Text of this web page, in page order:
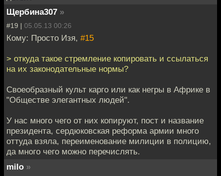
Щербина307 »
#19 | 05.05.13 00:26
Кому: Просто Изя, #15
> откуда такое стремление копировать и ссылаться
на их законодательные нормы?
Своеобразный культ карго или как негры в Африке в
"Обществе элегантных людей".
У нас много чего от них копируют, пост и название
президента, сердюковская реформа армии много
оттуда взяла, переименование милиции в полицию,
да много чего можно перечислять.
milo »